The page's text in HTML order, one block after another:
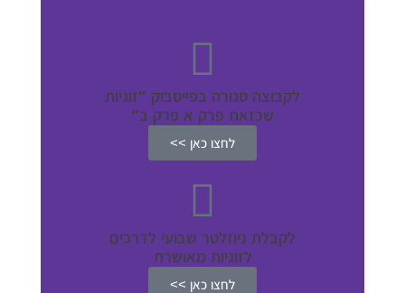
לקבוצה סגורה בפייסבוק "זוגיות
שכזאת פרק א פרק ב"
לחצו כאן >>
לקבלת ניוזלטר שבועי לדרכים
לזוגיות מאושרת
לחצו כאן >>